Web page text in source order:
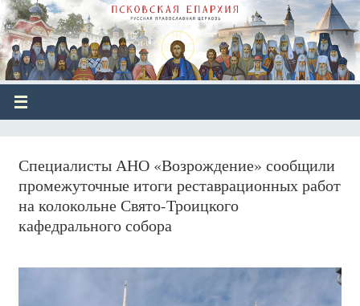
Специалисты АНО «Возрождение» сообщили
промежуточные итоги реставрационных работ
на колокольне Свято-Троицкого
кафедрального собора